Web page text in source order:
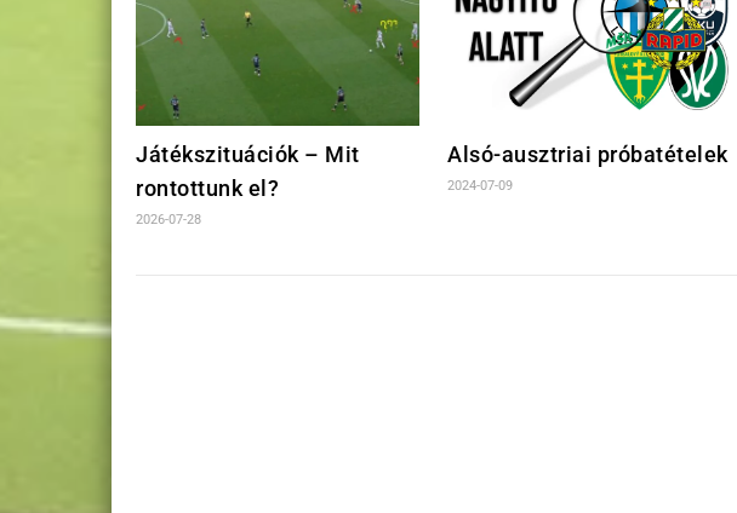
Játékszituációk – Mit
rontottunk el?
2026-07-28
Alsó-ausztriai próbatételek
2024-07-09